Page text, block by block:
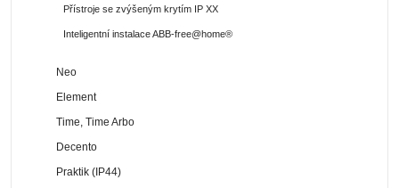
Přístroje se zvýšeným krytím IP XX
Inteligentní instalace ABB-free@home®
Neo
Element
Time, Time Arbo
Decento
Praktik (IP44)